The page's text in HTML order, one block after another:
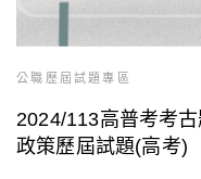
公職歷屆試題專區
2024/113高普考考
政策歷屆試題(高考)